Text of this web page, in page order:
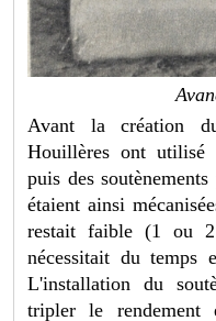
Avant la création
Houillères ont utilisé
puis des
étaient ainsi
restait faible (1 ou
nécessitait du temps
L'installation du
tripler le rendement